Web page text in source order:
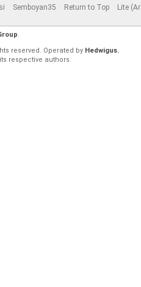
Semboyan35 Return to Top
Lite
.
reserved. Operated by Hedwigus.
respective authors.